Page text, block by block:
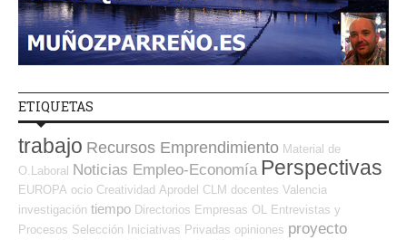
ETIQUETAS
trabajo Recursos Emprendimiento Material de
O.Laboral
Noticias Empleo-Economía Perspectivas
EUROPA ocio Creatividad Aprodel CLM docentes Valencia
investigación tiempo Directorios Empresas OL Entrevistas y
Procesos Selección
Iniciativas Privadas opiniones proyecto